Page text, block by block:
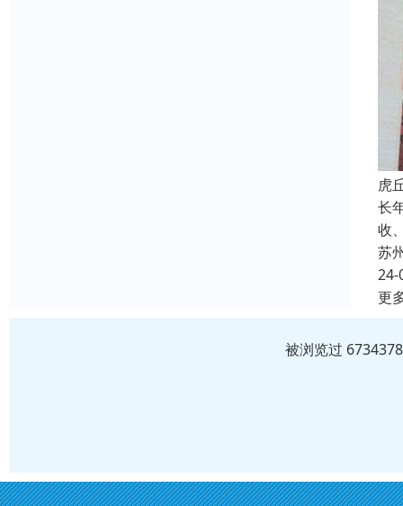
虎
长
收
苏
24-
更
被浏览过